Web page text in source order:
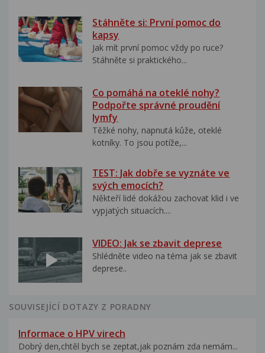
Stáhněte si: První pomoc do
kapsy
Jak mít první pomoc vždy po ruce?
Stáhněte si praktického...
Co pomáhá na oteklé nohy?
Podpořte správné proudění
lymfy
Těžké nohy, napnutá kůže, oteklé
kotníky. To jsou potíže,...
TEST: Jak dobře se vyznáte ve
svých emocích?
Někteří lidé dokážou zachovat klid i ve
vypjatých situacích....
VIDEO: Jak se zbavit deprese
Shlédněte video na téma jak se zbavit
deprese..
SOUVISEJÍCÍ DOTAZY Z PORADNY
Informace o HPV virech
Dobrý den,chtěl bych se zeptat,jak poznám zda nemám...